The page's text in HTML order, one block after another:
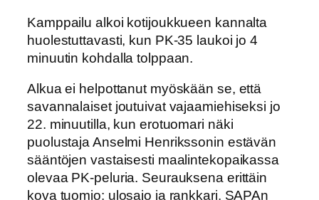
Kamppailu alkoi kotijoukkueen kannalta
huolestuttavasti, kun PK-35 laukoi jo 4
minuutin kohdalla tolppaan.
Alkua ei helpottanut myöskään se, että
savannalaiset joutuivat vajaamiehiseksi jo
22. minuutilla, kun erotuomari näki
puolustaja Anselmi Henrikssonin estävän
sääntöjen vastaisesti maalintekopaikassa
olevaa PK-peluria. Seurauksena erittäin
kova tuomio: ulosajo ja rankkari. SAPAn